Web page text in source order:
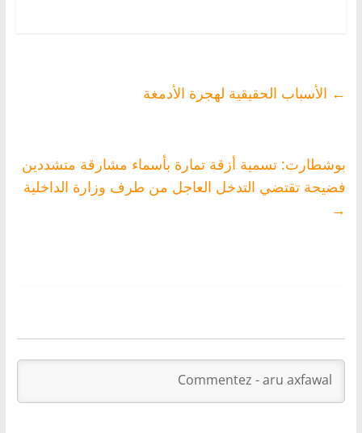
← الأسباب الحقيقية لهجرة الأدمغة
بوشطارت: تسمية أزقة تمارة بأسماء مشارقة متشددين
فضيحة تقتضي التدخل العاجل من طرف وزارة الداخلية
→